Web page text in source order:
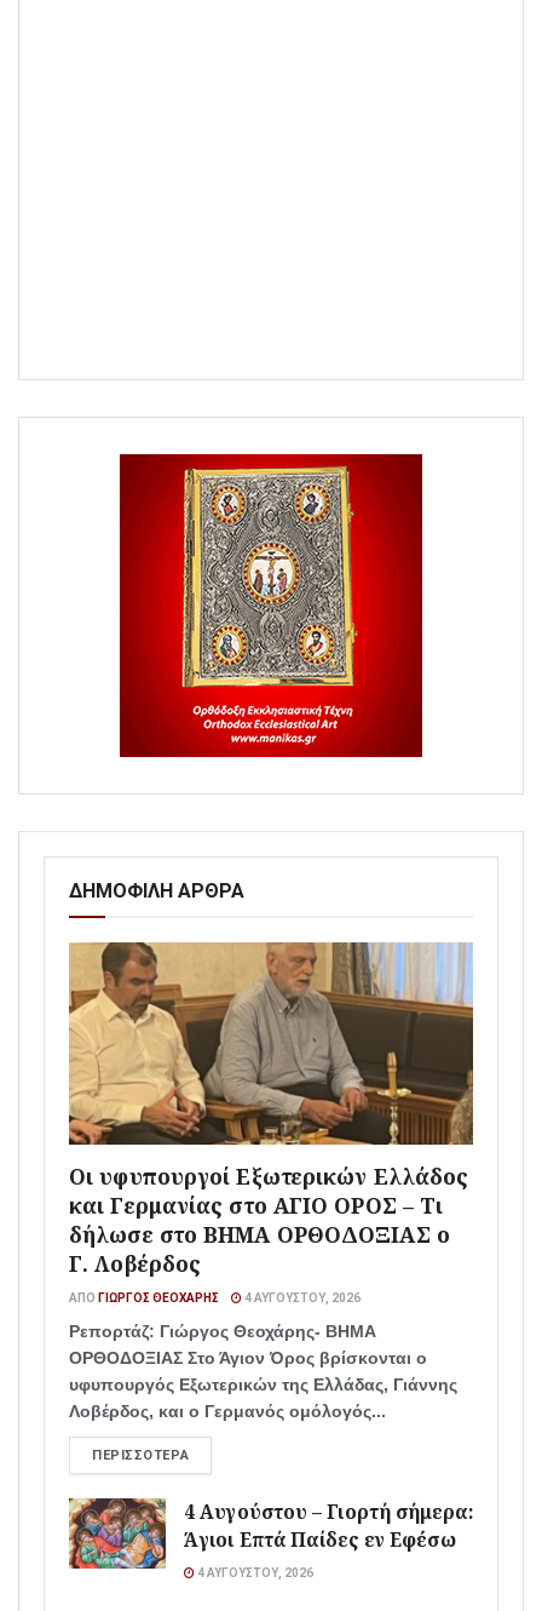
ΔΗΜΟΦΙΛΗ ΑΡΘΡΑ
Οι υφυπουργοί Εξωτερικών Ελλάδος
και Γερμανίας στο ΑΓΙΟ ΟΡΟΣ – Τι
δήλωσε στο ΒΗΜΑ ΟΡΘΟΔΟΞΙΑΣ ο
Γ. Λοβέρδος
ΑΠΌ ΓΙΏΡΓΟΣ ΘΕΟΧΆΡΗΣ 4 ΑΥΓΟΎΣΤΟΥ, 2026
Ρεπορτάζ: Γιώργος Θεοχάρης- ΒΗΜΑ
ΟΡΘΟΔΟΞΙΑΣ Στο Άγιον Όρος βρίσκονται ο
υφυπουργός Εξωτερικών της Ελλάδας, Γιάννης
Λοβέρδος, και ο Γερμανός ομόλογός...
ΠΕΡΙΣΣΌΤΕΡΑ
4 Αυγούστου – Γιορτή σήμερα:
Άγιοι Επτά Παίδες εν Εφέσω
4 ΑΥΓΟΎΣΤΟΥ, 2026